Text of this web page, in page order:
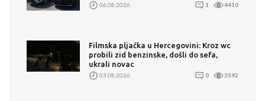
06.08.2026. 1 4410
Filmska pljačka u Hercegovini: Kroz wc
probili zid benzinske, došli do sefa,
ukrali novac
03.08.2026. 0 3592